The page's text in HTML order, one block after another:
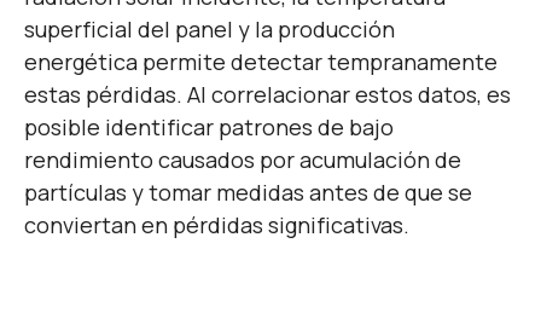
superficial del panel y la producción
energética permite detectar tempranamente
estas pérdidas. Al correlacionar estos datos, es
posible identificar patrones de bajo
rendimiento causados por acumulación de
partículas y tomar medidas antes de que se
conviertan en pérdidas significativas.